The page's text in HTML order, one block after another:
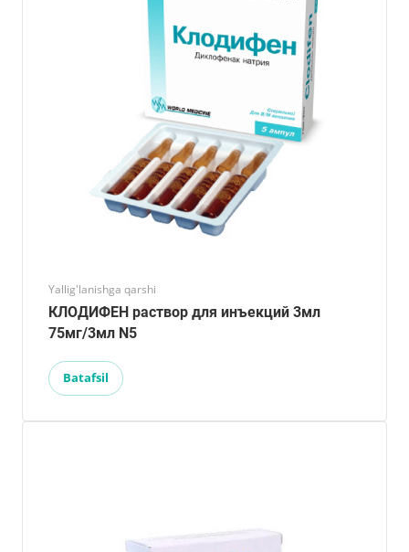
Yallig'lanishga qarshi
КЛОДИФЕН раствор для инъекций 3мл
75мг/3мл N5
Batafsil